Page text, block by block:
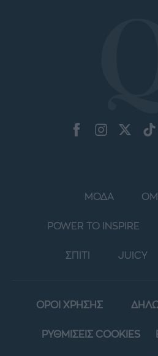
ΜΟΔΑ
POWER TO INSPIRE
ΣΠΙΤΙ JUICY
ΟΡΟΙ ΧΡΗΣΗΣ
ΡΥΘΜΙΣΕΙΣ COOKIES